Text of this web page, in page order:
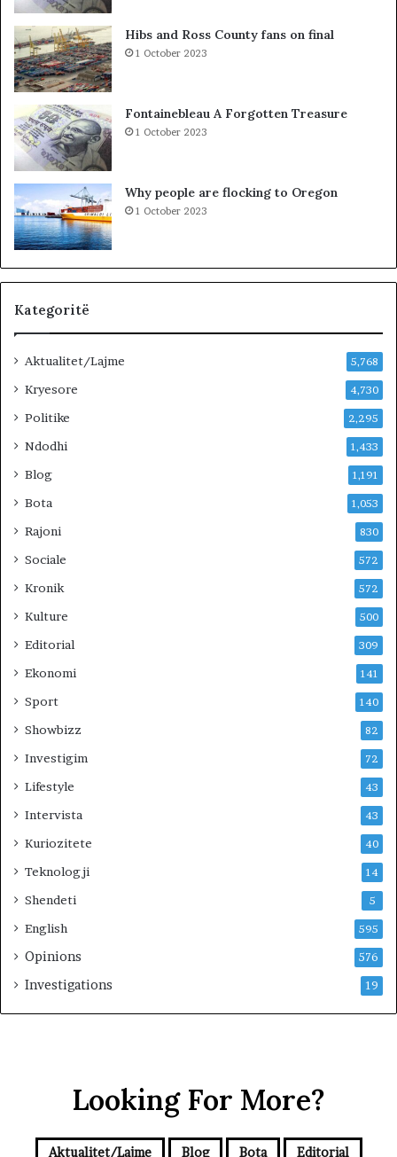
e
l
Ç
e
l
e
…
Hibs and Ross County fans on final
1 October 2023
Fontainebleau A Forgotten Treasure
1 October 2023
Why people are flocking to Oregon
1 October 2023
Kategoritë
Aktualitet/Lajme 5,768
Kryesore 4,730
Politike 2,295
Ndodhi 1,433
Blog 1,191
Bota 1,053
Rajoni 830
Sociale 572
Kronik 572
Kulture 500
Editorial 309
Ekonomi 141
Sport 140
Showbizz 82
Investigim 72
Lifestyle 43
Intervista 43
Kuriozitete 40
Teknologji 14
Shendeti 5
English 595
Opinions 576
Investigations 19
Looking For More?
Aktualitet/Lajme Blog Bota Editorial